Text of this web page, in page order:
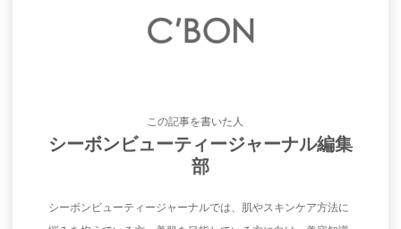
この記事を書いた人
シーボンビューティージャーナル編集
部
シーボンビューティージャーナルでは、肌やスキンケア方法に